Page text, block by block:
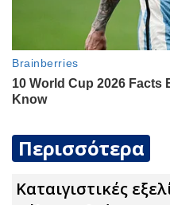
Περισσότερα
Καταιγιστικές